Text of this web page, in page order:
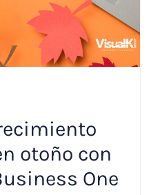
otoño con
One